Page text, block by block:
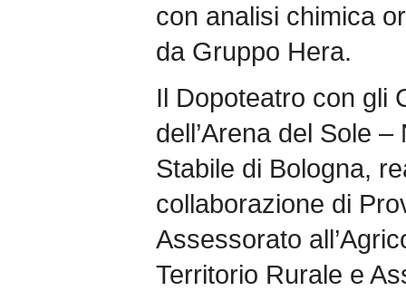
con analisi chimica
da Gruppo Hera.
Il Dopoteatro con gli
dell’Arena del Sole
Stabile di Bologna,
collaborazione di
Assessorato
Territorio Rurale e